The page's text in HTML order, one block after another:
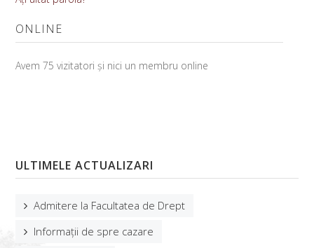
Planuri/teme/rezultate
Planuri de învățământ
Orar
ONLINE
Avem 75 vizitatori și nici un membru online
ULTIMELE ACTUALIZARI
Admitere la Facultatea de Drept
Informații de spre cazare